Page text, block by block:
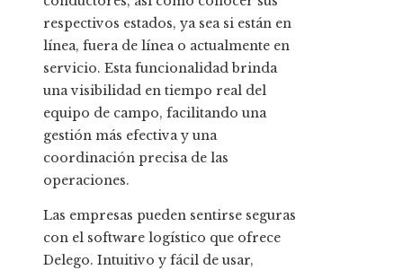
respectivos estados, ya sea si están en
línea, fuera de línea o actualmente en
servicio. Esta funcionalidad brinda
una visibilidad en tiempo real del
equipo de campo, facilitando una
gestión más efectiva y una
coordinación precisa de las
operaciones.
Las empresas pueden sentirse seguras
con el software logístico que ofrece
Delego. Intuitivo y fácil de usar,